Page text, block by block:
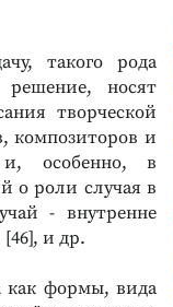
такого рода
решение, носят
творческой
композиторов и
особенно, в
о роли случая в
- внутренне
и др.
как формы, вида